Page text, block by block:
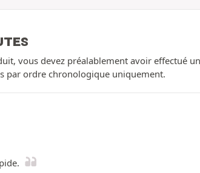
vous devez préalablement avoir effectué
par ordre chronologique uniquement.